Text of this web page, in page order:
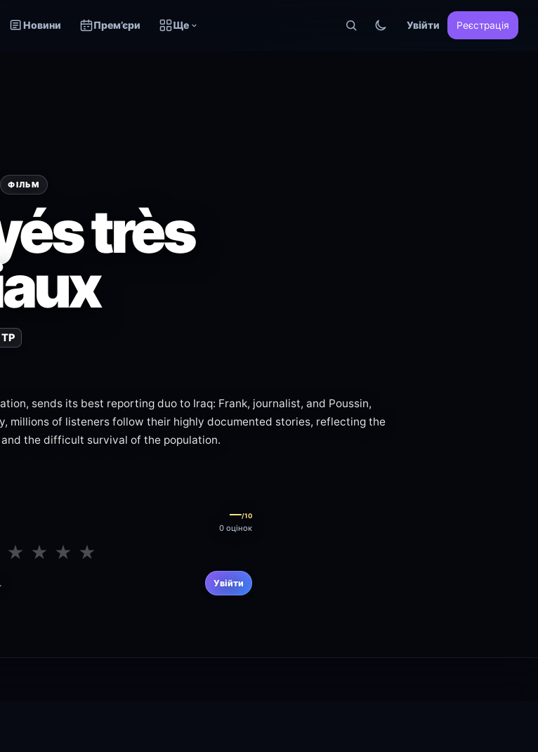
Новини Прем’єри Ще Увійти Реєстрація
ФІЛЬМ
très
TP
sends its best reporting duo to Iraq: Frank, journalist, and Poussin,
millions of listeners follow their highly documented stories, reflecting the
the difficult survival of the population.
—/10
0 оцінок
★ ★ ★ ★
Увійти